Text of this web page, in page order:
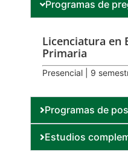
Programas de
Licenciatura en
Primaria
Presencial | 9
Programas de
Estudios